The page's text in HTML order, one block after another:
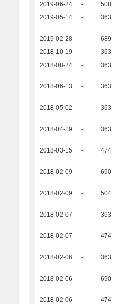
2019-06-24
- 508
2019-05-14
- 363
2019-02-28
- 689
2018-10-19
- 363
2018-08-24
- 363
2018-06-13
- 363
2018-05-02
- 363
2018-04-19
- 363
2018-03-15
- 474
2018-02-09
- 690
2018-02-09
- 504
2018-02-07
- 363
2018-02-07
- 474
2018-02-06
- 363
2018-02-06
- 690
2018-02-06
- 474